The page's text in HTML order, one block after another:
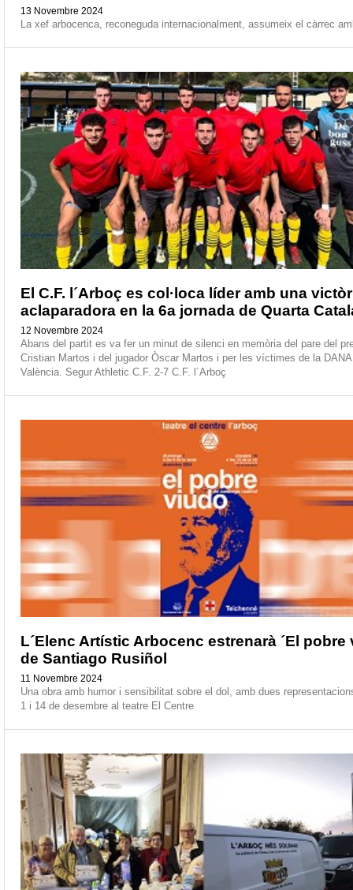
13 Novembre 2024
La xef arbocenca, reconeguda internacionalment, assumeix el càrrec
El C.F. l´Arboç es col·loca líder amb una
aclaparadora en la 6a jornada de Quarta
12 Novembre 2024
Abans del partit es va fer un minut de silenci en memòria del pare del
Cristian Martos i del jugador Òscar Martos i per les víctimes de la
València. Segur Athletic C.F. 2-7 C.F. l´Arboç
L´Elenc Artístic Arbocenc estrenarà ´El pobre
de Santiago Rusiñol
11 Novembre 2024
Una obra amb humor i sensibilitat sobre el dol, amb dues
1 i 14 de desembre al teatre El Centre